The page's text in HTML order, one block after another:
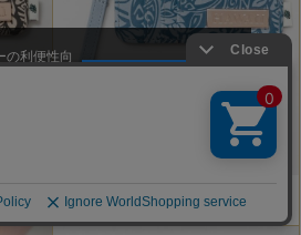
2,640 ￥2,640
の利便性向